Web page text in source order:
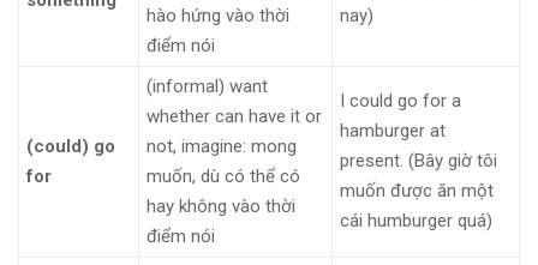
hào hứng vào thời
điểm nói
nay)
(could) go
for
(informal) want
whether can have it or
not, imagine: mong
muốn, dù có thể có
hay không vào thời
điểm nói
I could go for a
hamburger at
present. (Bây giờ tôi
muốn được ăn một
cái humburger quá)